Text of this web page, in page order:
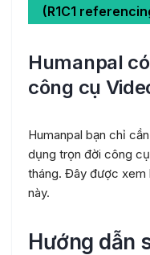
(R1C1
Humanpal
công cụ
Humanpal bạn chỉ
dụng trọn đời công
tháng. Đây được xem
này.
Hướng dẫn